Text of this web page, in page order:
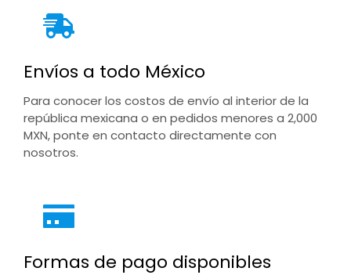
Envíos a todo México
Para conocer los costos de envío al interior de la
república mexicana o en pedidos menores a 2,000
MXN, ponte en contacto directamente con
nosotros.
Formas de pago disponibles